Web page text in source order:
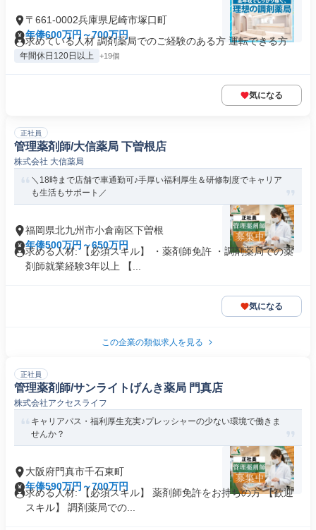
〒661-0002兵庫県尼崎市塚口町
年俸600万円～700万円
求めている人材 調剤薬局でのご経験のある方 運転できる方
年間休日120日以上 +19個
気になる
正社員
管理薬剤師/大信薬局 下曽根店
株式会社 大信薬局
＼18時まで店舗で車通勤可♪手厚い福利厚生＆研修制度でキャリア
も生活もサポート／
福岡県北九州市小倉南区下曽根
年俸500万円～650万円
求める人材: 【必須スキル】 ・薬剤師免許 ・調剤薬局での薬
剤師就業経験3年以上 【...
気になる
この企業の類似求人を見る
正社員
管理薬剤師/サンライトげんき薬局 門真店
株式会社アクセスライフ
キャリアパス・福利厚生充実♪プレッシャーの少ない環境で働きま
せんか？
大阪府門真市千石東町
年俸590万円～700万円
求める人材: 【必須スキル】 薬剤師免許をお持ちの方 【歓迎
スキル】 調剤薬局での...